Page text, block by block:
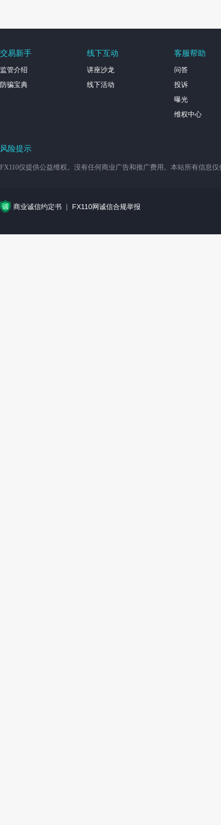
交易新手
监管介绍
防骗宝典
线下互动
讲座沙龙
线下活动
客服帮助
问答
投诉
曝光
维权中心
风险提示
FX110仅提供公益维权。没有任何商业广告和推广费用。本站所有信息
商业诚信约定书 FX110网诚信合规举报